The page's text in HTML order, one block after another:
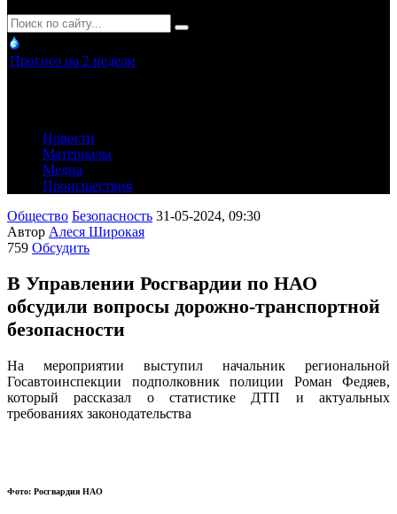
Прогноз на 2 недели
Новости
Материалы
Медиа
Происшествия
Общество Безопасность 31-05-2024, 09:30
Автор Алеся Широкая
759 Обсудить
В Управлении Росгвардии по НАО
обсудили вопросы дорожно-транспортной
безопасности
На мероприятии выступил начальник региональной
Госавтоинспекции подполковник полиции Роман Федяев,
который рассказал о статистике ДТП и актуальных
требованиях законодательства
Фото: Росгвардия НАО